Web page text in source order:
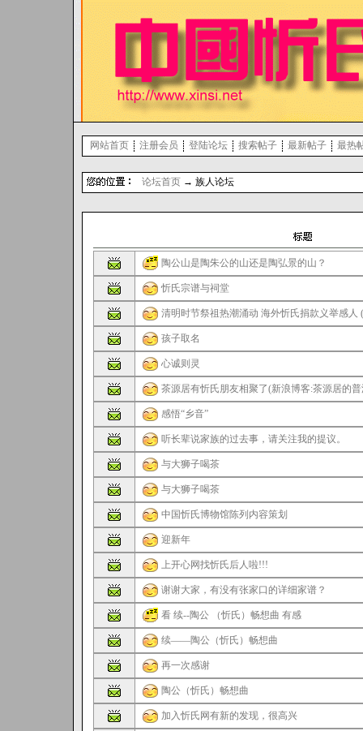
网站首页 注册会员 登陆论坛 搜索帖子 最新帖子 最热
论坛首页 → 族人论坛
陶公山是陶朱公的山还是陶弘景的山？
忻氏宗谱与祠堂
清明时节祭祖热潮涌动 海外忻氏捐款义举感人
孩子取名
心诚则灵
茶源居有忻氏朋友相聚了(新浪博客:茶源居的
感悟“乡音”
听长辈说家族的过去事，请关注我的提议。
与大狮子喝茶
与大狮子喝茶
中国忻氏博物馆陈列内容策划
迎新年
上开心网找忻氏后人啦!!!
谢谢大家，有没有张家口的详细家谱？
看 续--陶公 （忻氏）畅想曲 有感
续——陶公（忻氏）畅想曲
再一次感谢
陶公（忻氏）畅想曲
加入忻氏网有新的发现，很高兴